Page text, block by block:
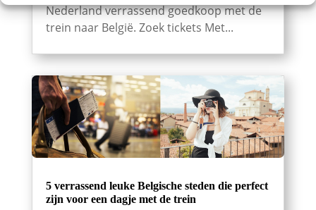
Nederland verrassend goedkoop met de
trein naar België. Zoek tickets Met...
5 verrassend leuke Belgische steden die perfect
zijn voor een dagje met de trein